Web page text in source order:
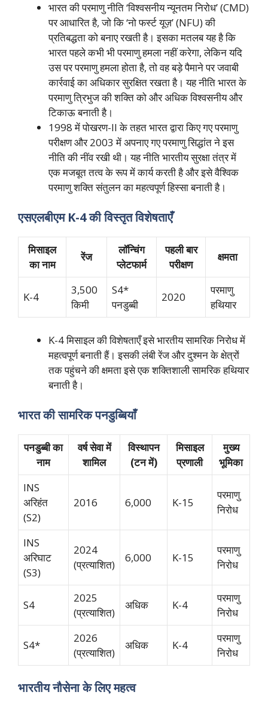
भारत की परमाणु नीति ‘विश्वसनीय न्यूनतम निरोध’ (CMD)
पर आधारित है, जो कि ‘नो फर्स्ट यूज़’ (NFU) की
प्रतिबद्धता को बनाए रखती है। इसका मतलब यह है कि
भारत पहले कभी भी परमाणु हमला नहीं करेगा, लेकिन यदि
उस पर परमाणु हमला होता है, तो वह बड़े पैमाने पर जवाबी
कार्रवाई का अधिकार सुरक्षित रखता है। यह नीति भारत के
परमाणु त्रिभुज की शक्ति को और अधिक विश्वसनीय और
टिकाऊ बनाती है।
1998 में पोखरण-II के तहत भारत द्वारा किए गए परमाणु
परीक्षण और 2003 में अपनाए गए परमाणु सिद्धांत ने इस
नीति की नींव रखी थी। यह नीति भारतीय सुरक्षा तंत्र में
एक मजबूत तत्व के रूप में कार्य करती है और इसे वैश्विक
परमाणु शक्ति संतुलन का महत्वपूर्ण हिस्सा बनाती है।
एसएलबीएम K-4 की विस्तृत विशेषताएँ
मिसाइल
का नाम
रेंज
लॉन्चिंग
प्लेटफार्म
पहली बार
परीक्षण
क्षमता
K-4
3,500
किमी
S4*
पनडुब्बी
2020
परमाणु
हथियार
K-4 मिसाइल की विशेषताएँ इसे भारतीय सामरिक निरोध में
महत्वपूर्ण बनाती हैं। इसकी लंबी रेंज और दुश्मन के क्षेत्रों
तक पहुंचने की क्षमता इसे एक शक्तिशाली सामरिक हथियार
बनाती है।
भारत की सामरिक पनडुब्बियाँ
पनडुब्बी का
नाम
वर्ष सेवा में
शामिल
विस्थापन
(टन में)
मिसाइल
प्रणाली
मुख्य
भूमिका
INS
अरिहंत
(S2)
2016 6,000 K-15
परमाणु
निरोध
INS
अरिघाट
(S3)
2024
(प्रत्याशित)
6,000 K-15
परमाणु
निरोध
S4
2025
(प्रत्याशित)
अधिक K-4
परमाणु
निरोध
S4*
2026
(प्रत्याशित)
अधिक K-4
परमाणु
निरोध
भारतीय नौसेना के लिए महत्व